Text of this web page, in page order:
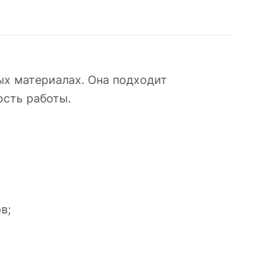
материалах. Она подходит
работы.